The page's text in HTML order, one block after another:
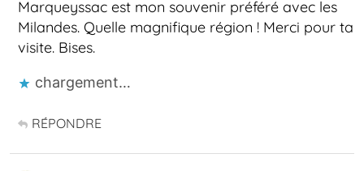
Marqueyssac est mon souvenir préféré avec les
Milandes. Quelle magnifique région ! Merci pour ta
visite. Bises.
chargement…
RÉPONDRE